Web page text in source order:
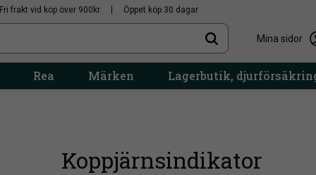
Fri frakt vid köp över 900kr Öppet köp 30 dagar
Mina sidor
Rea Märken Lagerbutik,
Koppjärnsindikator